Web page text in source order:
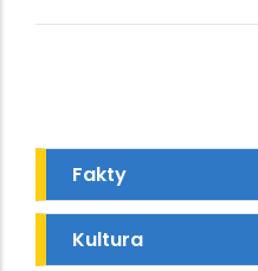
Fakty
Kultura